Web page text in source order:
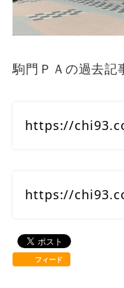
駒門ＰＡの過去記
https://
https://
フィード